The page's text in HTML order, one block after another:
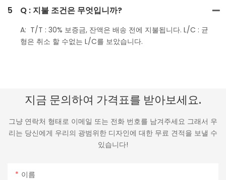
5 Q : 지불 조건은 무엇입니까?
A: T/T : 30% 보증금, 잔액은 배송 전에 지불됩니다. L/C : 균
형은 취소 할 수없는 L/C를 보았습니다.
지금 문의하여 가격표를 받아보세요.
그냥 연락처 형태로 이메일 또는 전화 번호를 남겨주세요 그래서 우
리는 당신에게 우리의 광범위한 디자인에 대한 무료 견적을 보낼 수
있습니다!
이름